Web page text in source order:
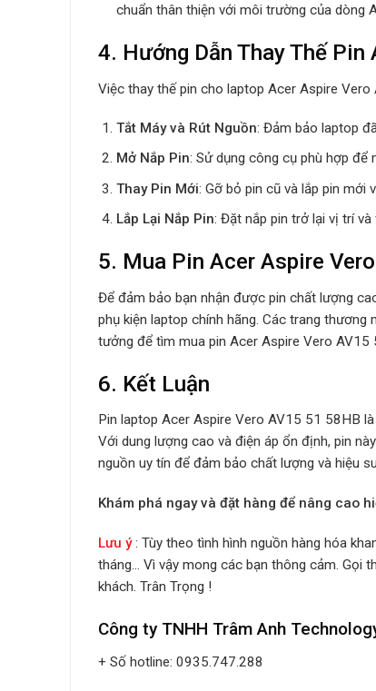
chuẩn thân thiện với môi trường của dòng
4. Hướng Dẫn Thay Thế
Việc thay thế pin cho laptop Acer Aspire
Tắt Máy và Rút Nguồn: Đảm bảo laptop
Mở Nắp Pin: Sử dụng công cụ phù hợp để
Thay Pin Mới: Gỡ bỏ pin cũ và lắp pin mới
Lắp Lại Nắp Pin: Đặt nắp pin trở lại vị trí
5. Mua Pin Acer Aspire
Để đảm bảo bạn nhận được pin chất lượng
phụ kiện laptop chính hãng. Các trang
tưởng để tìm mua pin Acer Aspire Vero AV15
6. Kết Luận
Pin laptop Acer Aspire Vero AV15 51 58HB
Với dung lượng cao và điện áp ổn định, pin
nguồn uy tín để đảm bảo chất lượng và hiệu
Khám phá ngay và đặt hàng để nâng cao
Lưu ý : Tùy theo tình hình nguồn hàng hóa
tháng… Vì vậy mong các bạn thông cảm. Gọi
khách. Trân Trọng !
Công ty TNHH Trâm Anh
+ Số hotline: 0935.747.288